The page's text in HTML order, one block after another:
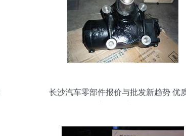
长沙汽车零部件报价与批发新趋势 优